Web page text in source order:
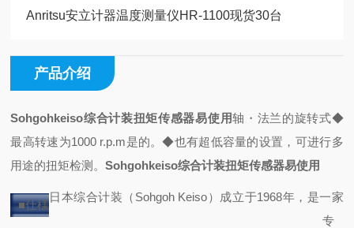
Anritsu安立计器温度测量仪HR-1100现货30台
产品介绍
Sohgohkeiso综合计装扭矩传感器易使用轴・法兰的旋转式◆
最高转速为1000 r.p.m是的。◆也有超低容量的设置， 可进行多
用途的扭矩检测。Sohgohkeiso综合计装扭矩传感器易使用
■仕様
日本综合计装（Sohgoh Keiso）成立于1968年，是一家
专